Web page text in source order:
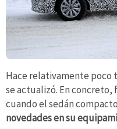
Hace relativamente poco
se actualizó. En
cuando el sedán
novedades en su